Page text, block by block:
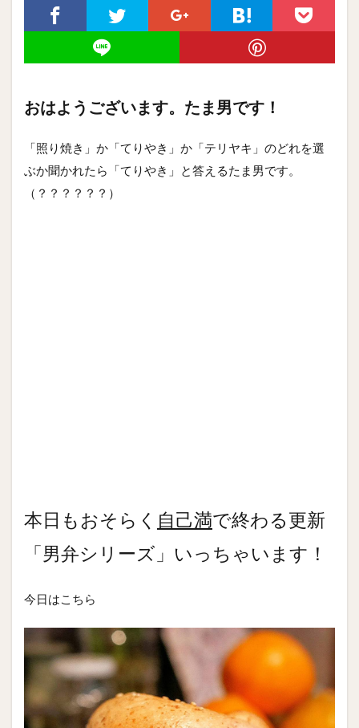
おはようございます。たま男です！
「照り焼き」か「てりやき」か「テリヤキ」のどれを選
ぶか聞かれたら「てりやき」と答えるたま男です。
（？？？？？？）
本日もおそらく 自己満で終わる更新
「男弁シリーズ」いっちゃいます！
今日はこちら